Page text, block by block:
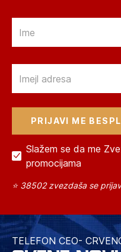
Slažem se da me
promocijama
⭐ 38502 zvezdaša se
TELEFON CEO-